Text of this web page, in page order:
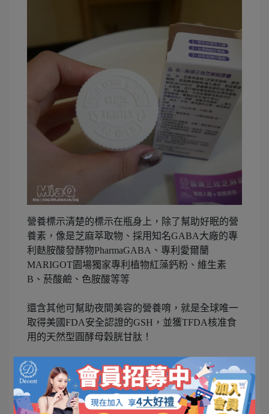
營養標示清楚的標示在瓶身上，除了幫助好眠的營
養素，像是芝麻萃取物、採用知名GABA大廠的專
利麩胺酸發酵物PharmaGABA、專利愛爾蘭
MARIGOT園場獨家專利植物紅藻鈣粉、維生素
B、菸酸鹼、色胺酸等等
還含其他可幫助夜間美容的營養唷，就是全球唯一
取得美國FDA安全認證的GSH，並獲TFDA核准食
用的天然型圓酵母穀胱甘肽！
集合一瓶舒壓好眠、生理調節、養顏美容的笛頌三
效芝麻眠